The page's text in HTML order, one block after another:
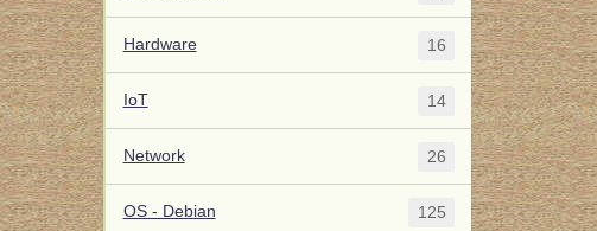
Hardware 16
IoT 14
Network 26
OS - Debian 125